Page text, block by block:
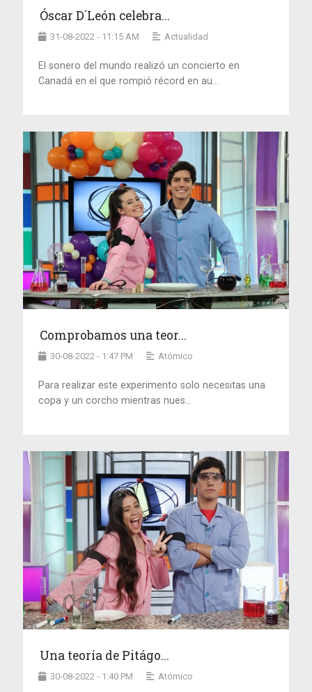
Óscar D´León celebra...
31-08-2022 - 11:15 AM Actualidad
El sonero del mundo realizó un concierto en
Canadá en el que rompió récord en au...
Comprobamos una teor...
30-08-2022 - 1:47 PM Atómico
Para realizar este experimento solo necesitas una
copa y un corcho mientras nues...
Una teoría de Pitágo...
30-08-2022 - 1:40 PM Atómico